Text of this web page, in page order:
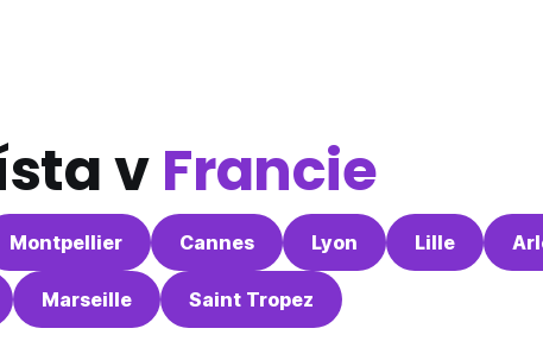
vFrancie
Montpellier Cannes Lyon Lille
Marseille Saint Tropez